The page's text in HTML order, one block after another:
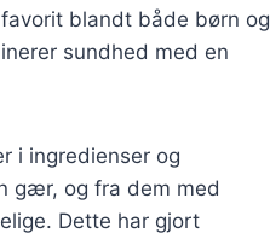
blandt både børn og
sundhed med en
i ingredienser og
gær, og fra dem med
Dette har gjort